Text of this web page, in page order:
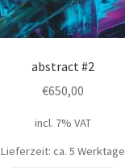
abstract #2
€650,00
incl. 7% VAT
Lieferzeit: ca. 5 Werktage